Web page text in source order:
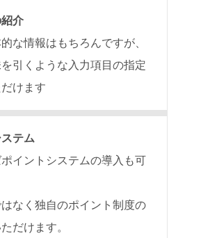
介
な情報はもちろんですが、
引くような入力項目の指定
けます
テム
イントシステムの導入も可
なく独自のポイント制度の
だけます。